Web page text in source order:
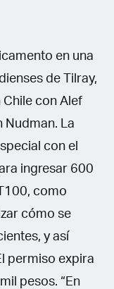
en una
de Tilray,
Chile con Alef
Nudman. La
con el
ingresar 600
como
cómo se
y así
permiso expira
pesos. “En